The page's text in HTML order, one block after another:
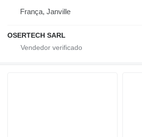
França, Janville
OSERTECH SARL